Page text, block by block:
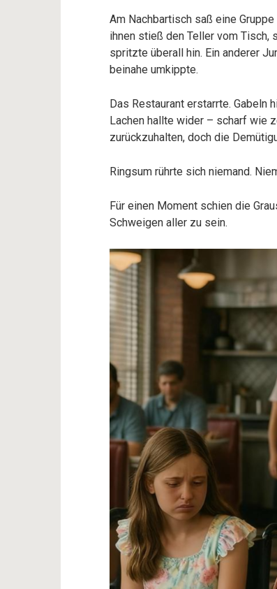
Am Nachbartisch saß eine
ihnen stieß den Teller vom Tisch,
spritzte überall hin. Ein anderer
beinahe umkippte.
Das Restaurant erstarrte. Gabeln
Lachen hallte wider – scharf wie
zurückzuhalten, doch die
Ringsum rührte sich niemand.
Für einen Moment schien die
Schweigen aller zu sein.